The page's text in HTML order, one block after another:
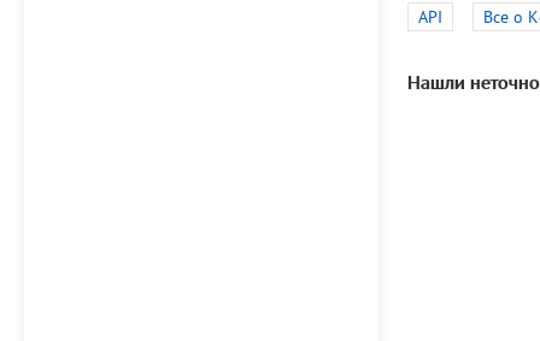
API Все о
Нашли